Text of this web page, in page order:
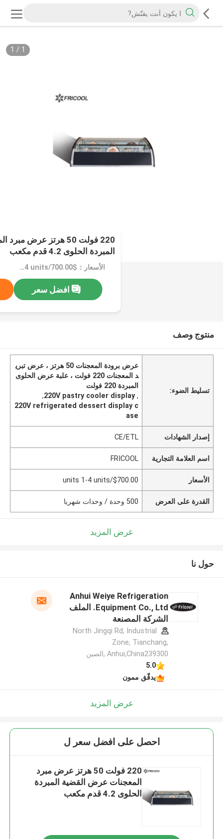
1
/
1
220 فولت 50 هرتز عرض
المبردة الحلوى 4.2 قدم مكعب
الأسعار：$700.00/units 1-4 units
افضل سعر
منتوج وصف
تسليط الضوء:
عرض برودة المعجنات 50 هرتز ، عرض تبري
د المعجنات 220 فولت ، علبة عرض الحلوى
المبردة 220 فولت
,
220V pastry cooler display
,
220V refrigerated dessert display c
ase
إصدار الشهادات CE/ETL
اسم العلامة التجارية FRICOOL
الأسعار $700.00/units 1-4 units
القدرة على العرض 500 وحدة / وحدات شهريا
عرض المزيد
حول نا
Anhui Weiye Refrigeration
Equipment Co., Ltd. الملف
الشركة المصنعة
North Jingqi Rd, Industrial
Zone, Tianchang,
Anhui,China239300 ,الصين
5.0
يدقّق ممون
عرض المزيد
احصل على افضل سعر ل
220 فولت 50 هرتز عرض مبرد
المعجنات عرض القضية المبردة
الحلوى 4.2 قدم مكعب